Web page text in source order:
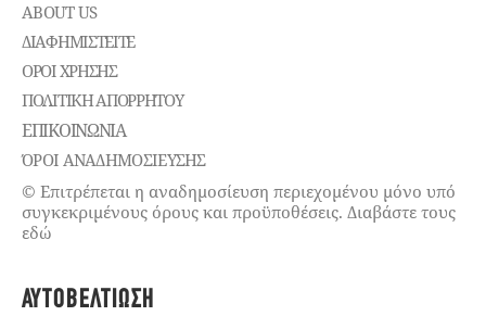
ABOUT US
ΔΙΑΦΗΜΙΣΤΕΊΤΕ
ΌΡΟΙ ΧΡΉΣΗΣ
ΠΟΛΙΤΙΚΉ ΑΠΟΡΡΉΤΟΥ
ΕΠΙΚΟΙΝΩΝΊΑ
ΌΡΟΙ ΑΝΑΔΗΜΟΣΙΕΥΣΗΣ
© Επιτρέπεται η αναδημοσίευση περιεχομένου μόνο υπό
συγκεκριμένους όρους και προϋποθέσεις. Διαβάστε τους
εδώ
ΑΥΤΟΒΕΛΤΊΩΣΗ